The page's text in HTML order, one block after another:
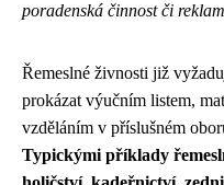
poradenská činnost či
Řemeslné živnosti již
prokázat výučním listem,
vzděláním v příslušném
Typickými příklady